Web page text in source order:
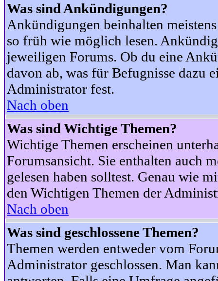
Was sind Ankündigungen?
Ankündigungen beinhalten
so früh wie möglich lesen.
jeweiligen Forums. Ob du eine
davon ab, was für Befugnisse dazu
Administrator fest.
Nach oben
Was sind Wichtige Themen?
Wichtige Themen erscheinen
Forumsansicht. Sie enthalten auch
gelesen haben solltest. Genau wie
den Wichtigen Themen der
Nach oben
Was sind geschlossene Themen?
Themen werden entweder vom
Administrator geschlossen. Man